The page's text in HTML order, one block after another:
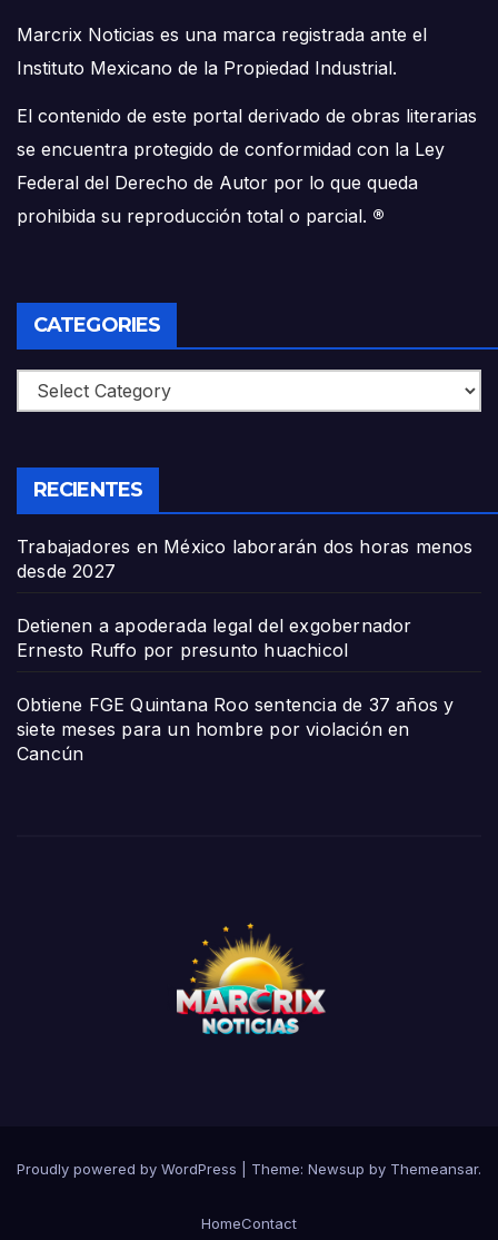
Marcrix Noticias es una marca registrada ante el
Instituto Mexicano de la Propiedad Industrial.
El contenido de este portal derivado de obras literarias
se encuentra protegido de conformidad con la Ley
Federal del Derecho de Autor por lo que queda
prohibida su reproducción total o parcial. ®
CATEGORIES
Categories
RECIENTES
Trabajadores en México laborarán dos horas menos
desde 2027
Detienen a apoderada legal del exgobernador
Ernesto Ruffo por presunto huachicol
Obtiene FGE Quintana Roo sentencia de 37 años y
siete meses para un hombre por violación en
Cancún
Proudly powered by WordPress Theme: Newsup by Themeansar.
HomeContact